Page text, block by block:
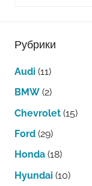
Рубрики
Audi (11)
BMW (2)
Chevrolet (15)
Ford (29)
Honda (18)
Hyundai (10)